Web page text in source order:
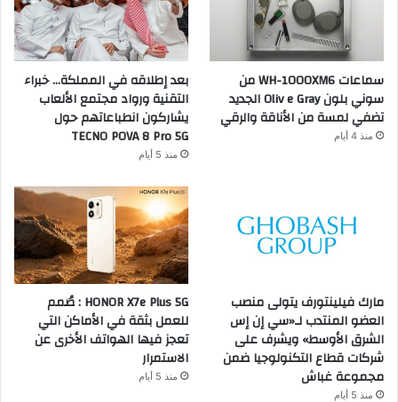
سماعات WH-1000XM6 من
سوني بلون Oliv e Gray الجديد
تضفي لمسة من الأناقة والرقي
منذ 4 أيام
بعد إطلاقه في المملكة… خبراء
التقنية ورواد مجتمع الألعاب
يشاركون انطباعاتهم حول
TECNO POVA 8 Pro 5G
منذ 5 أيام
مارك فيلينتورف يتولى منصب
العضو المنتدب لـ«سي إن إس
الشرق الأوسط» ويشرف على
شركات قطاع التكنولوجيا ضمن
مجموعة غباش
منذ 5 أيام
HONOR X7e Plus 5G : صُمم
للعمل بثقة في الأماكن التي
تعجز فيها الهواتف الأخرى عن
الاستمرار
منذ 5 أيام